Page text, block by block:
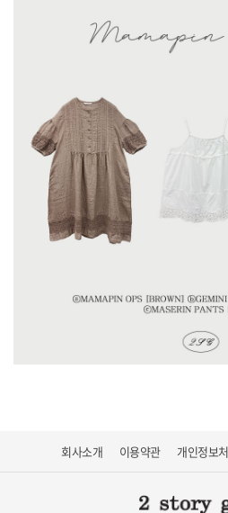
회사소개 이용약관 개인정보